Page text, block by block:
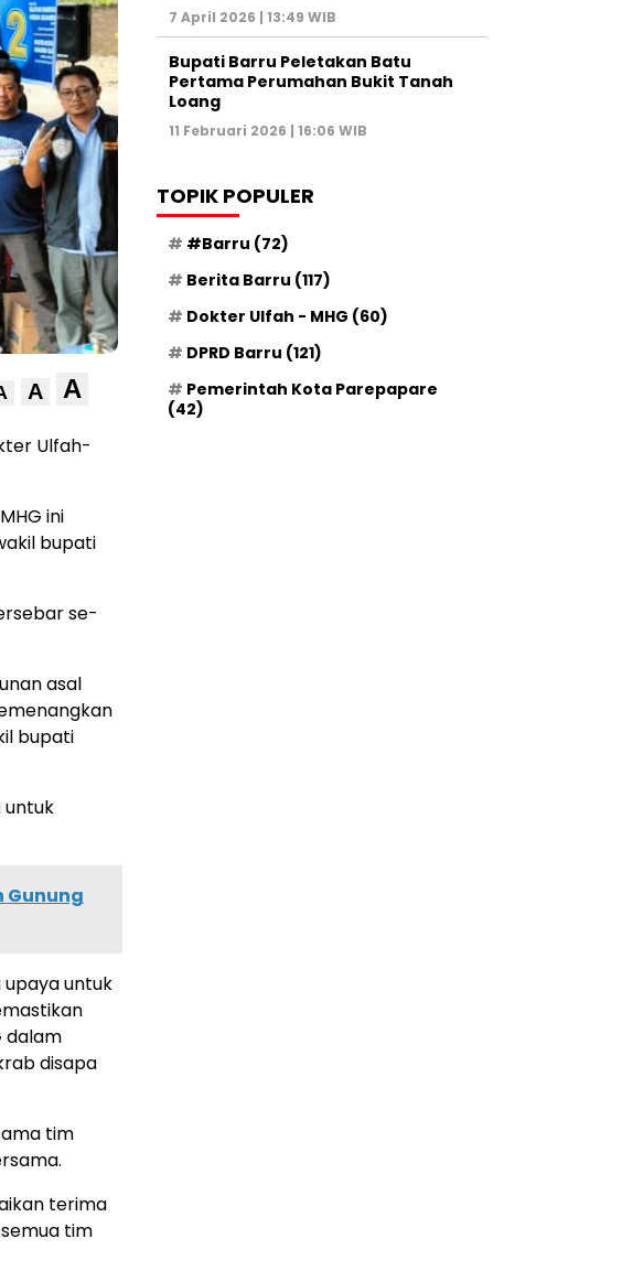
A A
Ulfah-
ini
bupati
se-
asal
bupati
untuk
Gunung
upaya untuk
dalam
disapa
tim
terima
tim
7 April 2026 | 13:49 WIB
Bupati Barru Peletakan Batu
Pertama Perumahan Bukit Tanah
Loang
11 Februari 2026 | 16:06 WIB
TOPIK POPULER
#Barru (72)
Berita Barru (117)
Dokter Ulfah - MHG (60)
DPRD Barru (121)
Pemerintah Kota Parepapare
(42)